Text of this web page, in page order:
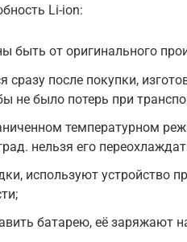
Li-ion:
быть от оригинального
сразу после покупки,
не было потерь при
температурном
нельзя его
используют устройство
батарею, её заряжают